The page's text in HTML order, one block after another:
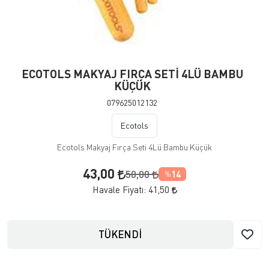
ECOTOLS MAKYAJ FIRÇA SETİ 4LÜ BAMBU
KÜÇÜK
079625012132
Ecotols
Ecotols Makyaj Fırça Seti 4Lü Bambu Küçük
43,00 50,00 % 14
Havale Fiyatı: 41,50
TÜKENDİ